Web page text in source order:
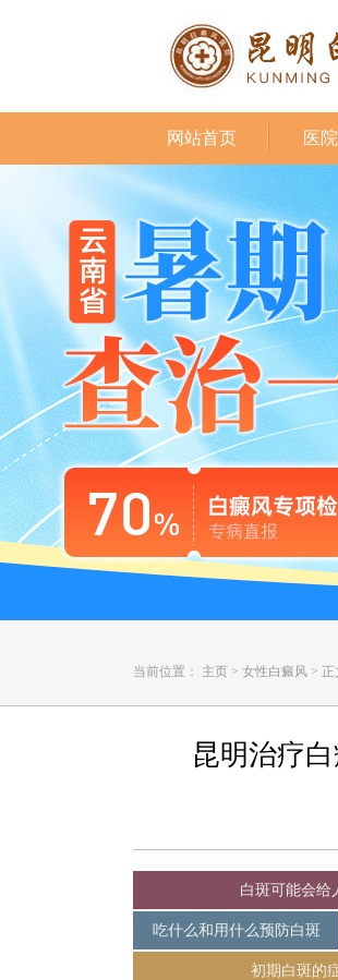
网站首页 医
当前位置： 主页 > 女性白癜风 > 正
昆明治疗
白斑可能会给
吃什么和用什么预防白斑
初期白斑的